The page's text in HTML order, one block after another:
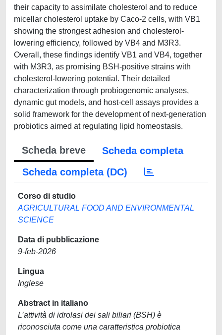
their capacity to assimilate cholesterol and to reduce
micellar cholesterol uptake by Caco-2 cells, with VB1
showing the strongest adhesion and cholesterol-
lowering efficiency, followed by VB4 and M3R3.
Overall, these findings identify VB1 and VB4, together
with M3R3, as promising BSH-positive strains with
cholesterol-lowering potential. Their detailed
characterization through probiogenomic analyses,
dynamic gut models, and host-cell assays provides a
solid framework for the development of next-generation
probiotics aimed at regulating lipid homeostasis.
Scheda breve
Scheda completa
Scheda completa (DC)
Corso di studio
AGRICULTURAL FOOD AND ENVIRONMENTAL
SCIENCE
Data di pubblicazione
9-feb-2026
Lingua
Inglese
Abstract in italiano
L’attività di idrolasi dei sali biliari (BSH) è
riconosciuta come una caratteristica probiotica